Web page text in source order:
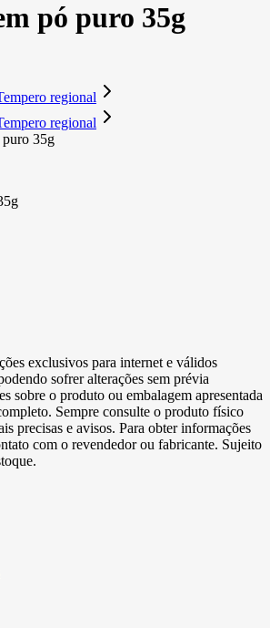
pó puro 35g
regional
regional
35g
exclusivos para internet e válidos
sofrer alterações sem prévia
sobre o produto ou embalagem apresentada
Sempre consulte o produto físico
precisas e avisos. Para obter informações
com o revendedor ou fabricante. Sujeito